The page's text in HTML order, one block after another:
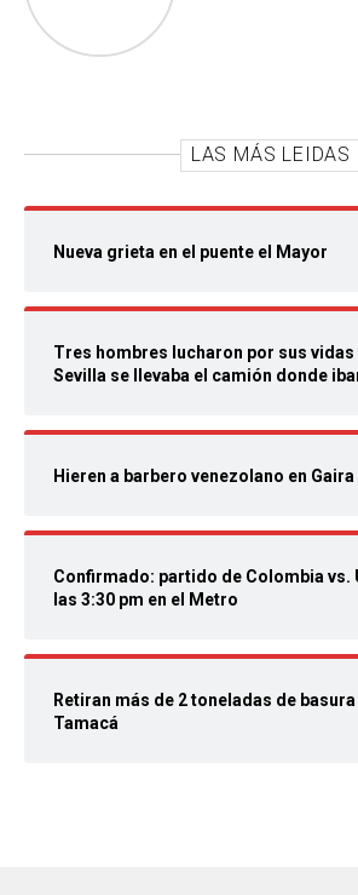
LAS MÁS LEIDAS
Nueva grieta en el puente el Mayor
Tres hombres lucharon por sus
Sevilla se llevaba el camión donde
Hieren a barbero venezolano en Gaira
Confirmado: partido de Colombia vs.
las 3:30 pm en el Metro
Retiran más de 2 toneladas de
Tamacá